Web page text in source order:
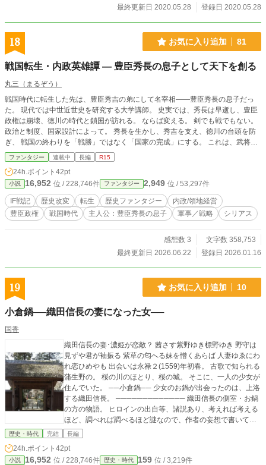
最終更新日 2020.05.28
登録日 2020.05.28
18 お気に入り追加 81
戦国転生・内政英雄譚 ― 豊臣秀長の息子として天下を創る
丸三（まるぞう）
戦国時代に転生した先は、豊臣秀吉の弟にして名宰相――豊臣秀長の息子だっ
た。 現代では中世近世史を研究する大学講師。 史実では、秀長は早逝し、豊臣
政権は崩壊、徳川の時代と鎖国が訪れる。 ならば変える。 剣でも戦でもない。
政治と制度、国家設計によって。 秀長を生かし、秀吉を支え、徳川の台頭を防
ぎ、 戦国の終わりを「戦勝」ではなく「国家の完成」にする。 これは、武将で
はなく制度設計者として天下を取る男の物語。 戦国転生×内政改革×豊臣政権完
成譚。 （2026年6月28日記） 小説家になろう及びカクヨムでの連載に集約する
ことにし、こちらでの投稿は休載とさせていただきます。 楽しみにしていただ
いていた読者様には大変申し訳ありません。
ファンタジー 連載中 長編 R15
24h.ポイント 42pt
小説 16,952 位 / 228,746件 ファンタジー 2,949 位 / 53,297件
IF戦記 歴史改変 転生 歴史ファンタジー
内政/領地経営
豊臣政権
戦国時代 主人公：豊臣秀長の息子 軍事／戦略 シリアス
感想数 3
文字数 358,753
最終更新日 2026.06.22
登録日 2026.01.16
19 お気に入り追加 10
小倉鍋──織田信長の妻になった女──
国香
織田信長の妻･濃姫が恋敵？ 茜さす紫野ゆき標野ゆき 野守は
見ずや君が袖振る 紫草の匂へる妹を憎くあらば 人妻ゆゑにわ
れ恋ひめやも 出会いは永禄２(1559)年初春。 古歌で知られる
蒲生野の。 桜の川のほとり、桜の城。 そこに、一人の少女が
住んでいた。 ──小倉鍋── 少女のお鍋が出会ったのは、上洛
する織田信長。 ───────────── 織田信長の側室・お鍋
の方の物語。 ヒロインの出自等、諸説あり、考えれば考える
ほど、調べれば調べるほど謎なので、作者の妄想で書いて行
きます。 通説とは違っていますので、あらかじめご了承頂き
歴史・時代 完結 長編
24h.ポイント 42pt
小説 16,952 位 / 228,746件 歴史・時代 159 位 / 3,219件